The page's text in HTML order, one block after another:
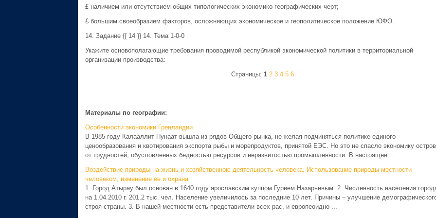
£ наличием или отсутствием общих типологических экономико-географических черт;
£ большим своеобразием факторов, осложняющих экономическое и геополитическое положение ЮФО.
14. Задание {{ 14 }} 14. Тема 1-0-0
Укажите основополагающие требования проводимой республикой экономической политики в территориальной
организации производства:
Страницы: 1 2 3 4 5 6
Материалы по географии:
Особенности экономики Гренландии
В 1985 году Калааллит Нунаат вышла из рядов Общего рынка, не желая подчиняться политике единого
ценообразования и квотирования экспорта рыбы и морепродуктов, принятой ЕЭС. Но это не спасло экономику
от трудностей, обусловленных бедностью ресурсов и неразвитостью промышленности. В настоящее ...
Воздействие природы на жизнь и хозяйственною деятельность человека. Использование природы местности
человеком, изменение ее и охрана
1. Город Атырау был основан в 1640 году ярославским купцом Гурием Назарьевым. 2. Численность населения
на 1.04.2010 г. 201,2 тыс. чел. Население увеличилось за последние 10 лет. Причины – улучшение
строя страны. 3. В нашей местности есть представители всех рас, и европеоидно ...